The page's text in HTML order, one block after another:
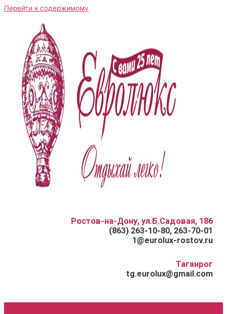
Перейти к содержимому
Ростов-на-Дону, ул.Б.Садовая, 186
(863) 263-10-80, 263-70-01
1@eurolux-rostov.ru
Таганрог
tg.eurolux@gmail.com